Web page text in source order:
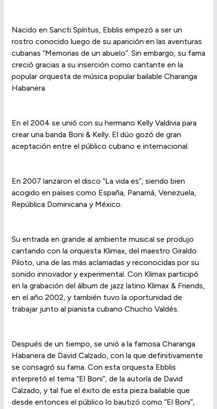
Nacido en Sancti Spíritus, Ebblis empezó a ser un
rostro conocido luego de su aparición en las aventuras
cubanas “Memorias de un abuelo”. Sin embargo, su fama
creció gracias a su inserción como cantante en la
popular orquesta de música popular bailable Charanga
Habanera.
En el 2004 se unió con su hermano Kelly Valdivia para
crear una banda Boni & Kelly. El dúo gozó de gran
aceptación entre el público cubano e internacional.
En 2007 lanzaron el disco “La vida es”, siendo bien
acogido en países como España, Panamá, Venezuela,
República Dominicana y México.
Su entrada en grande al ambiente musical se produjo
cantando con la orquesta Klimax, del maestro Giraldo
Piloto, una de las más aclamadas y reconocidas por su
sonido innovador y experimental. Con Klimax participó
en la grabación del álbum de jazz latino Klimax & Friends,
en el año 2002, y también tuvo la oportunidad de
trabajar junto al pianista cubano Chucho Valdés.
Después de un tiempo, se unió a la famosa Charanga
Habanera de David Calzado, con la que definitivamente
se consagró su fama. Con esta orquesta Ebblis
interpretó el tema “El Boni”, de la autoría de David
Calzado, y tal fue el éxito de esta pieza bailable que
desde entonces el público lo bautizó como “El Boni”,